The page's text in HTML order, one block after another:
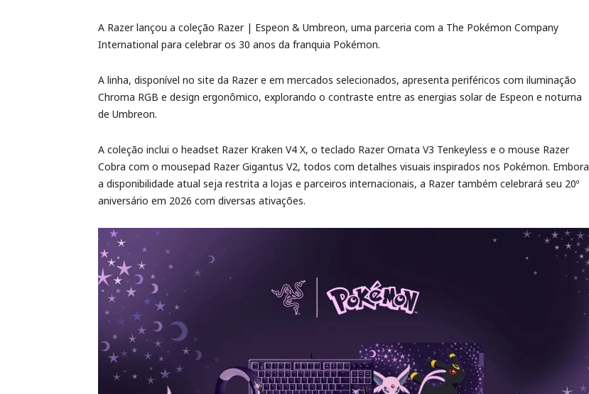
A Razer lançou a coleção Razer | Espeon & Umbreon, uma parceria com a The Pokémon Company
International para celebrar os 30 anos da franquia Pokémon.
A linha, disponível no site da Razer e em mercados selecionados, apresenta periféricos com iluminação
Chroma RGB e design ergonômico, explorando o contraste entre as energias solar de Espeon e noturna
de Umbreon.
A coleção inclui o headset Razer Kraken V4 X, o teclado Razer Ornata V3 Tenkeyless e o mouse Razer
Cobra com o mousepad Razer Gigantus V2, todos com detalhes visuais inspirados nos Pokémon. Embora
a disponibilidade atual seja restrita a lojas e parceiros internacionais, a Razer também celebrará seu 20º
aniversário em 2026 com diversas ativações.